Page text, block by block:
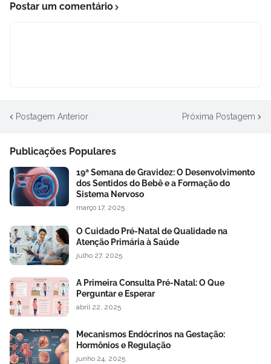
Postar um comentário
Postagem Anterior Próxima Postagem
Publicações Populares
19ª Semana de Gravidez: O Desenvolvimento
dos Sentidos do Bebê e a Formação do
Sistema Nervoso
março 17, 2025
O Cuidado Pré-Natal de Qualidade na
Atenção Primária à Saúde
julho 27, 2025
A Primeira Consulta Pré-Natal: O Que
Perguntar e Esperar
abril 22, 2025
Mecanismos Endócrinos na Gestação:
Hormônios e Regulação
junho 24, 2025